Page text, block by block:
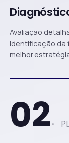
Avaliação
identificação da
melhor
02 ·